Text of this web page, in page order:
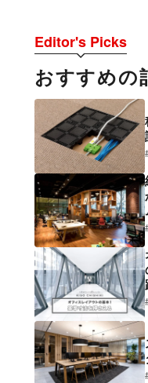
Editor's Picks
おすすめの